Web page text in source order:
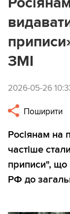
ЗМІ
2026-05-26
Поширити
Росіянам на
частіше
приписи", що
РФ до